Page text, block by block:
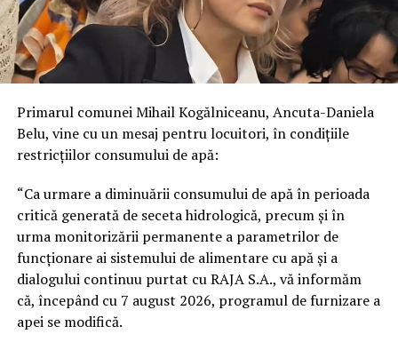
Primarul comunei Mihail Kogălniceanu, Ancuta-Daniela
Belu, vine cu un mesaj pentru locuitori, în condițiile
restricțiilor consumului de apă:
“Ca urmare a diminuării consumului de apă în perioada
critică generată de seceta hidrologică, precum și în
urma monitorizării permanente a parametrilor de
funcționare ai sistemului de alimentare cu apă și a
dialogului continuu purtat cu RAJA S.A., vă informăm
că, începând cu 7 august 2026, programul de furnizare a
apei se modifică.